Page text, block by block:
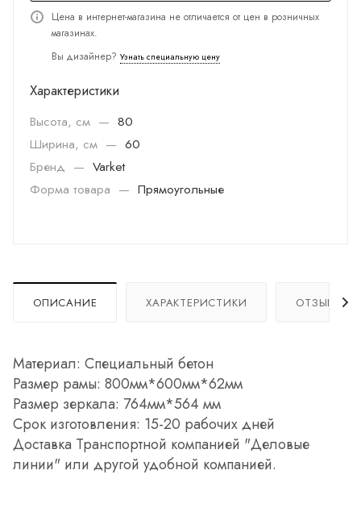
Цена в интернет-магазина не отличается от цен в розничных
магазинах.
Вы дизайнер? Узнать специальную цену
Характеристики
Высота, см — 80
Ширина, см — 60
Бренд — Varket
Форма товара — Прямоугольные
ОПИСАНИЕ ХАРАКТЕРИСТИКИ ОТЗЫВЫ
Материал: Специальный бетон
Размер рамы: 800мм*600мм*62мм
Размер зеркала: 764мм*564 мм
Срок изготовления: 15-20 рабочих дней
Доставка Транспортной компанией "Деловые
линии" или другой удобной компанией.